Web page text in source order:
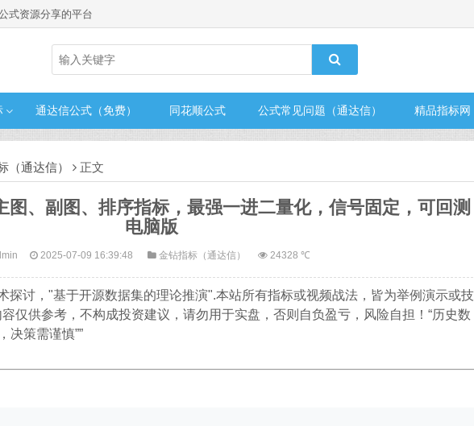
式资源分享的平台
通达信公式（免费） 同花顺公式 公式常见问题（通达信） 精品指标网
（通达信） 正文
图、副图、排序指标，最强一进二量化，信号固定，可回测
电脑版
2025-07-09 16:39:48 金钻指标（通达信） 24328 ℃
探讨，"基于开源数据集的理论推演".本站所有指标或视频战法，皆为举例演示或技
仅供参考，不构成投资建议，请勿用于实盘，否则自负盈亏，风险自担！“历史数
决策需谨慎””